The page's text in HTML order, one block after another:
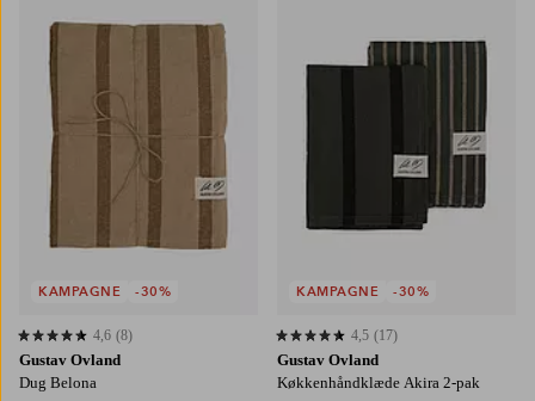
Gustav Ovland
Dug Belona
4,6 baseret på 8 bedømmelser
4,6 (8)
KAMPAGNE -30%
140X250 140X350
Gustav Ovland
Køkkenhåndklæde Akira 2-pak
4,5 baseret på 17 bedømmelser
4,5 (17)
KAMPAGNE -30%